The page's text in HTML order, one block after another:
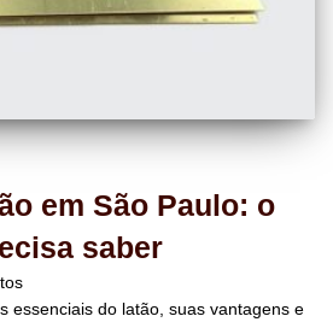
em São Paulo: o
saber
essenciais do latão, suas vantagens e